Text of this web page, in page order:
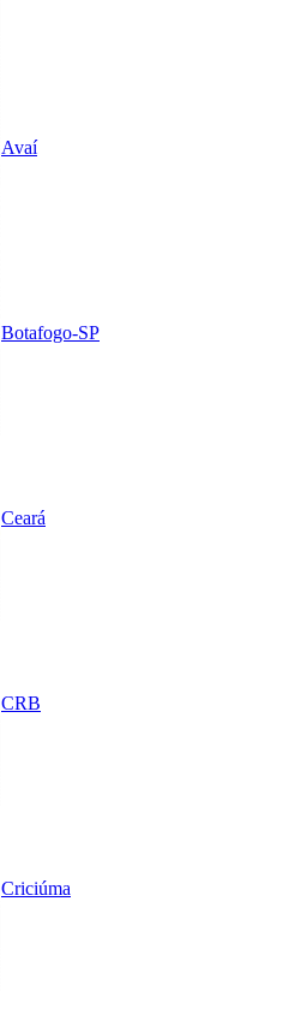
Avaí
Botafogo-SP
Ceará
CRB
Criciúma